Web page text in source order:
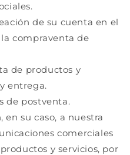
de su cuenta en el
compraventa de
de productos y
entrega.
de postventa.
en su caso, a nuestra
comerciales
y servicios, por